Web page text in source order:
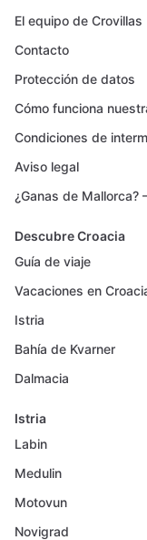
El equipo de Crovillas
Contacto
Protección de datos
Cómo funciona
Condiciones de
Aviso legal
¿Ganas de Mallorca?
Descubre Croacia
Guía de viaje
Vacaciones en
Istria
Bahía de Kvarner
Dalmacia
Istria
Labin
Medulin
Motovun
Novigrad